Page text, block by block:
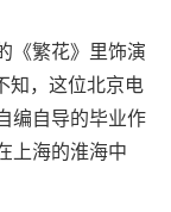
《繁花》里饰演
知，这位北京电
编自导的毕业作
上海的淮海中